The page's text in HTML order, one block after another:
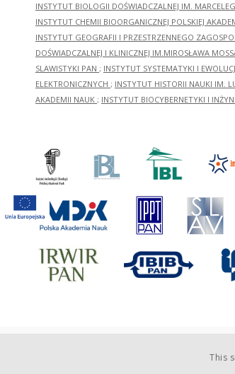
INSTYTUT BIOLOGII DOŚWIADCZALNEJ IM.
INSTYTUT CHEMII BIOORGANICZNEJ POLSKIEJ
INSTYTUT GEOGRAFII I PRZESTRZENNEGO
DOŚWIADCZALNEJ I KLINICZNEJ IM.MIROSŁAWA
SLAWISTYKI PAN ; INSTYTUT SYSTEMATYKI I
ELEKTRONICZNYCH ; INSTYTUT HISTORII NAUKI IM.
AKADEMII NAUK ; INSTYTUT BIOCYBERNETYKI I
This